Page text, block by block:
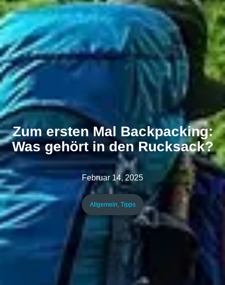
Zum ersten Mal Backpacking:
Was gehört in den Rucksack?
Februar 14, 2025
Allgemein, Tipps